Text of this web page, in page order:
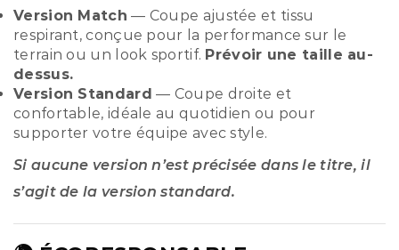
Version Match — Coupe ajustée et tissu
respirant, conçue pour la performance sur le
terrain ou un look sportif. Prévoir une taille au-
dessus.
Version Standard — Coupe droite et
confortable, idéale au quotidien ou pour
supporter votre équipe avec style.
Si aucune version n’est précisée dans le titre, il
s’agit de la version standard.